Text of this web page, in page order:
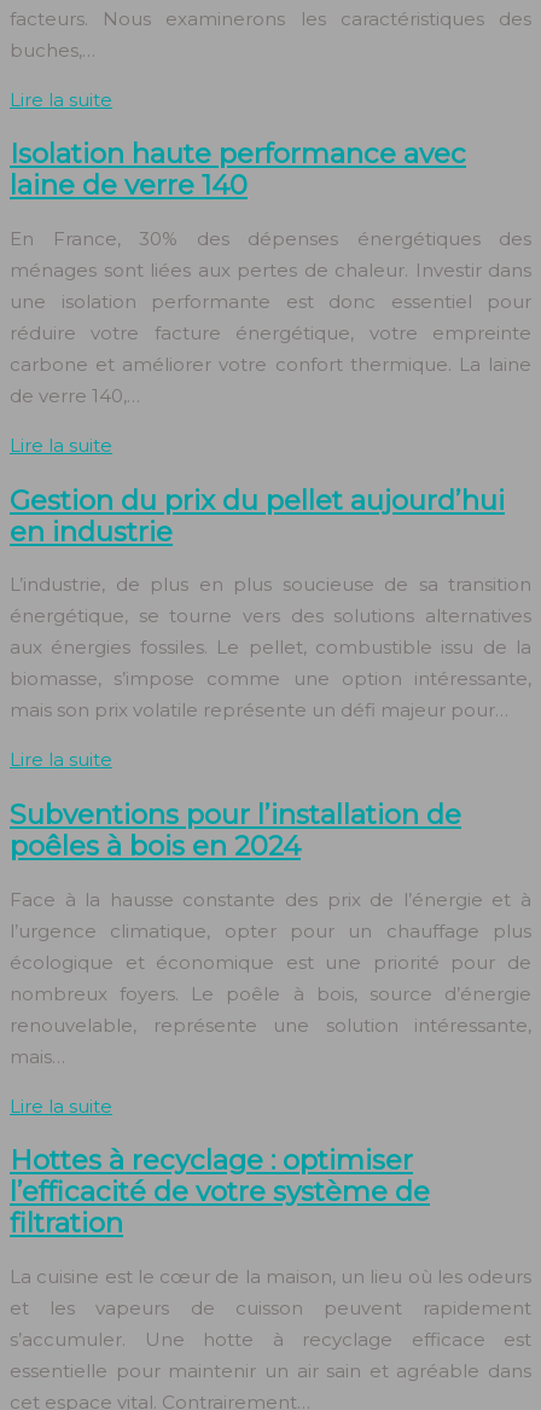
facteurs. Nous examinerons les caractéristiques des
buches,…
Lire la suite
Isolation haute performance avec
laine de verre 140
En France, 30% des dépenses énergétiques des
ménages sont liées aux pertes de chaleur. Investir dans
une isolation performante est donc essentiel pour
réduire votre facture énergétique, votre empreinte
carbone et améliorer votre confort thermique. La laine
de verre 140,…
Lire la suite
Gestion du prix du pellet aujourd’hui
en industrie
L’industrie, de plus en plus soucieuse de sa transition
énergétique, se tourne vers des solutions alternatives
aux énergies fossiles. Le pellet, combustible issu de la
biomasse, s’impose comme une option intéressante,
mais son prix volatile représente un défi majeur pour…
Lire la suite
Subventions pour l’installation de
poêles à bois en 2024
Face à la hausse constante des prix de l’énergie et à
l’urgence climatique, opter pour un chauffage plus
écologique et économique est une priorité pour de
nombreux foyers. Le poêle à bois, source d’énergie
renouvelable, représente une solution intéressante,
mais…
Lire la suite
Hottes à recyclage : optimiser
l’efficacité de votre système de
filtration
La cuisine est le cœur de la maison, un lieu où les odeurs
et les vapeurs de cuisson peuvent rapidement
s’accumuler. Une hotte à recyclage efficace est
essentielle pour maintenir un air sain et agréable dans
cet espace vital. Contrairement…